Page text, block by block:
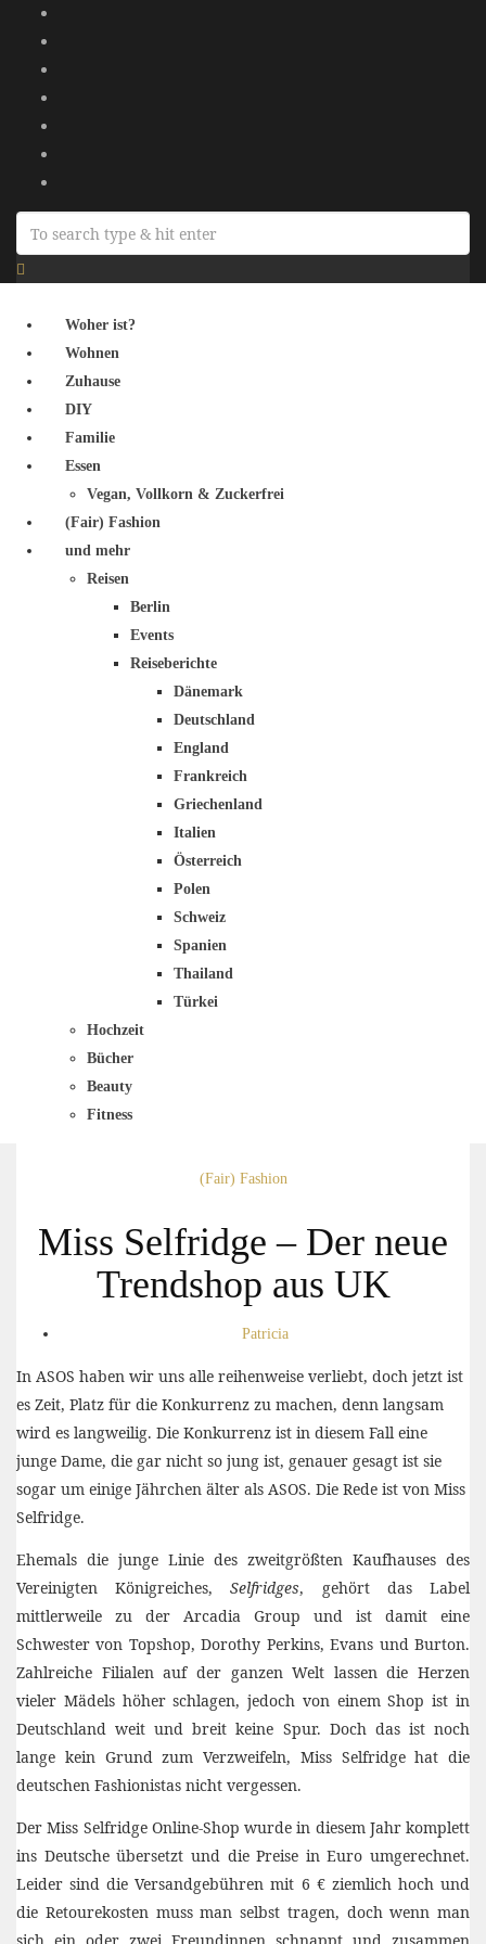
Woher ist?
Wohnen
Zuhause
DIY
Familie
Essen
Vegan, Vollkorn & Zuckerfrei
(Fair) Fashion
und mehr
Reisen
Berlin
Events
Reiseberichte
Dänemark
Deutschland
England
Frankreich
Griechenland
Italien
Österreich
Polen
Schweiz
Spanien
Thailand
Türkei
Hochzeit
Bücher
Beauty
Fitness
(Fair) Fashion
Miss Selfridge – Der neue
Trendshop aus UK
Patricia
In ASOS haben wir uns alle reihenweise verliebt, doch jetzt ist
es Zeit, Platz für die Konkurrenz zu machen, denn langsam
wird es langweilig. Die Konkurrenz ist in diesem Fall eine
junge Dame, die gar nicht so jung ist, genauer gesagt ist sie
sogar um einige Jährchen älter als ASOS. Die Rede ist von Miss
Selfridge.
Ehemals die junge Linie des zweitgrößten Kaufhauses des
Vereinigten Königreiches,Selfridges, gehört das Label
mittlerweile zu der Arcadia Group und ist damit eine
Schwester von Topshop, Dorothy Perkins, Evans und Burton.
Zahlreiche Filialen auf der ganzen Welt lassen die Herzen
vieler Mädels höher schlagen, jedoch von einem Shop ist in
Deutschland weit und breit keine Spur. Doch das ist noch
lange kein Grund zum Verzweifeln, Miss Selfridge hat die
deutschen Fashionistas nicht vergessen.
Der Miss Selfridge Online-Shop wurde in diesem Jahr komplett
ins Deutsche übersetzt und die Preise in Euro umgerechnet.
Leider sind die Versandgebühren mit 6 € ziemlich hoch und
die Retourekosten muss man selbst tragen, doch wenn man